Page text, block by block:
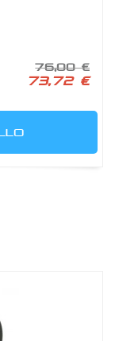
76,00 €
73,72 €